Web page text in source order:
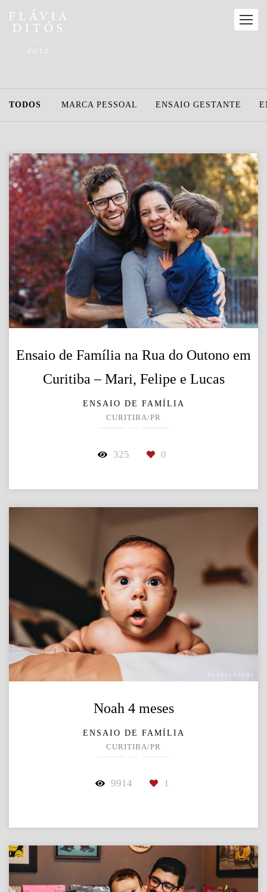
TODOS MARCA PESSOAL ENSAIO GESTANTE
Ensaio de Família na Rua do Outono em
Curitiba – Mari, Felipe e Lucas
ENSAIO DE FAMÍLIA
CURITIBA/PR
325 0
Noah 4 meses
ENSAIO DE FAMÍLIA
CURITIBA/PR
9914 1